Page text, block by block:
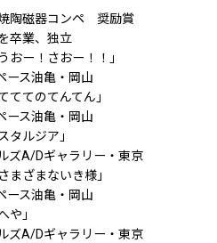
陶磁器コンペ 奨励賞
卒業、独立
おー！さおー！！」
油亀・岡山
ててのてんてん」
油亀・岡山
ルジア」
Dギャラリー・東京
まざまないき様」
油亀・岡山
」
Dギャラリー・東京